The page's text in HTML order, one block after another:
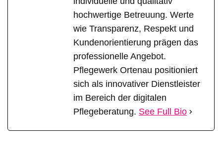
hochwertige Betreuung. Werte
wie Transparenz, Respekt und
Kundenorientierung prägen das
professionelle Angebot.
Pflegewerk Ortenau positioniert
sich als innovativer Dienstleister
im Bereich der digitalen
Pflegeberatung. See Full Bio